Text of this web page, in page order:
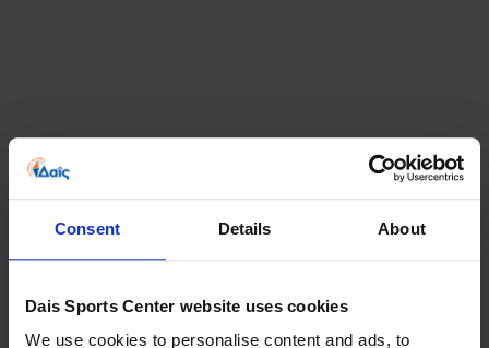
Consent Details About
Dais Sports Center website uses cookies
We use cookies to personalise content and ads, to